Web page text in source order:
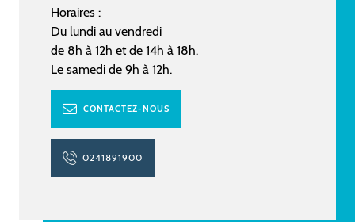
Horaires :
Du lundi au vendredi
de 8h à 12h et de 14h à 18h.
Le samedi de 9h à 12h.
CONTACTEZ-NOUS
0241891900